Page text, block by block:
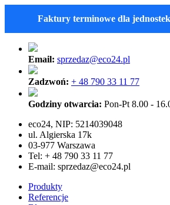
Faktury terminowe dla
Email: sprzedaz@eco24.pl
Zadzwoń: + 48 790 33 11 77
Godziny otwarcia: Pon-Pt 8.00 -
eco24, NIP: 5214039048
ul. Algierska 17k
03-977 Warszawa
Tel: + 48 790 33 11 77
E-mail: sprzedaz@eco24.pl
Produkty
Referencje